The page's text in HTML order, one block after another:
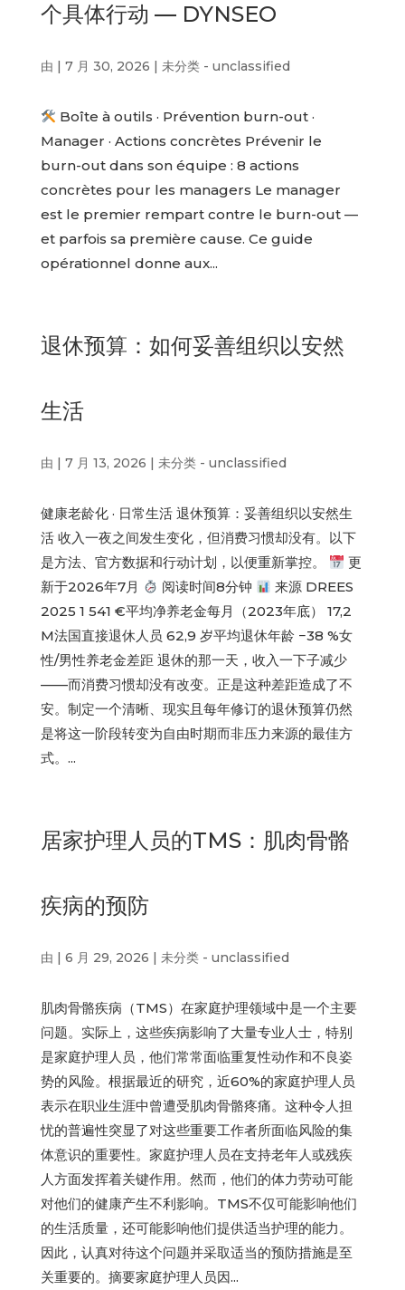
个具体行动 — DYNSEO
由 | 7 月 30, 2026 | 未分类 - unclassified
Boîte à outils · Prévention burn-out ·
Manager · Actions concrètes Prévenir le
burn-out dans son équipe : 8 actions
concrètes pour les managers Le manager
est le premier rempart contre le burn-out —
et parfois sa première cause. Ce guide
opérationnel donne aux...
退休预算：如何妥善组织以安然
生活
由 | 7 月 13, 2026 | 未分类 - unclassified
健康老龄化 · 日常生活 退休预算：妥善组织以安然生
活 收入一夜之间发生变化，但消费习惯却没有。以下
是方法、官方数据和行动计划，以便重新掌控。
更
新于2026年7月
阅读时间8分钟
来源 DREES
2025 1 541 €平均净养老金每月（2023年底） 17,2
M法国直接退休人员 62,9 岁平均退休年龄 −38 %女
性/男性养老金差距 退休的那一天，收入一下子减少
——而消费习惯却没有改变。正是这种差距造成了不
安。制定一个清晰、现实且每年修订的退休预算仍然
是将这一阶段转变为自由时期而非压力来源的最佳方
式。...
居家护理人员的TMS：肌肉骨骼
疾病的预防
由 | 6 月 29, 2026 | 未分类 - unclassified
肌肉骨骼疾病（TMS）在家庭护理领域中是一个主要
问题。实际上，这些疾病影响了大量专业人士，特别
是家庭护理人员，他们常常面临重复性动作和不良姿
势的风险。根据最近的研究，近60%的家庭护理人员
表示在职业生涯中曾遭受肌肉骨骼疼痛。这种令人担
忧的普遍性突显了对这些重要工作者所面临风险的集
体意识的重要性。家庭护理人员在支持老年人或残疾
人方面发挥着关键作用。然而，他们的体力劳动可能
对他们的健康产生不利影响。TMS不仅可能影响他们
的生活质量，还可能影响他们提供适当护理的能力。
因此，认真对待这个问题并采取适当的预防措施是至
关重要的。摘要家庭护理人员因...